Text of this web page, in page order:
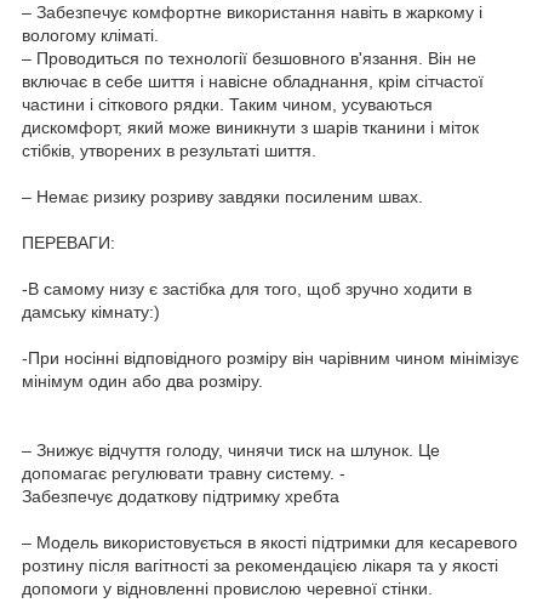
– Забезпечує комфортне використання навіть в жаркому і
вологому кліматі.⠀⠀
– Проводиться по технології безшовного в'язання. Він не
включає в себе шиття і навісне обладнання, крім сітчастої
частини і сіткового рядки. Таким чином, усуваються
дискомфорт, який може виникнути з шарів тканини і міток
стібків, утворених в результаті шиття.⠀
– Немає ризику розриву завдяки посиленим швах.⠀
ПЕРЕВАГИ:⠀
-В самому низу є застібка для того, щоб зручно ходити в
дамську кімнату:)⠀
-При носінні відповідного розміру він чарівним чином мінімізує
мінімум один або два розміру. ⠀
– Знижує відчуття голоду, чинячи тиск на шлунок. Це
допомагає регулювати травну систему. -⠀
Забезпечує додаткову підтримку хребта⠀
– Модель використовується в якості підтримки для кесаревого
розтину після вагітності за рекомендацією лікаря та у якості
допомоги у відновленні провислою черевної стінки.⠀